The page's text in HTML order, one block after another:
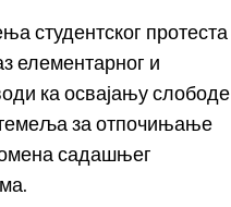
студентског протеста
елементарног и
ка освајању слободе
за отпочињање
садашњег